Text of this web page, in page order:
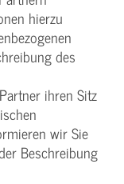
hierzu
des
ihren Sitz
wir Sie
Beschreibung